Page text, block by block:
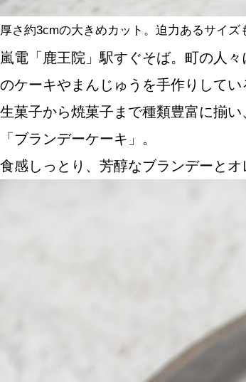
厚さ約3cmの大きめカット。迫力あるサイズ
嵐電「鹿王院」駅すぐそば。町の人
のケーキやまんじゅうを手作りしてい
生菓子から焼菓子まで種類豊富に揃
「ブランデーケーキ」。
食感しっとり、芳醇なブランデーとオ